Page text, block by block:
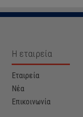
Η εταιρεία
Εταιρεία
Νέα
Επικοινωνία